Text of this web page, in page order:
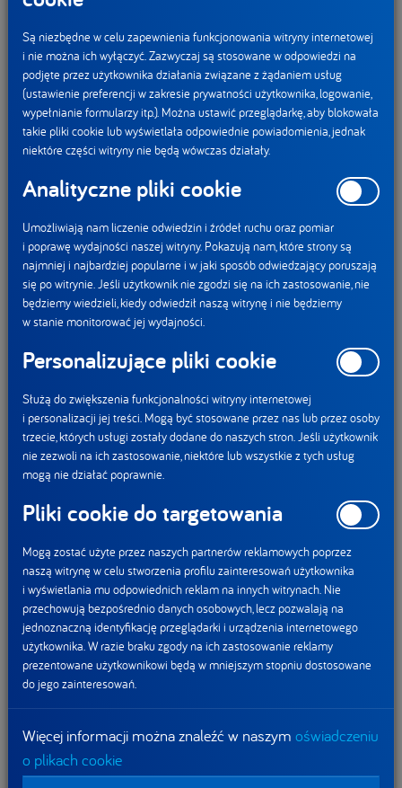
wszędzie.
Dla kobiet, które lubią dbać o siebie
i robią to z przyjemnością...
W ramach promocji Activia, we współpracy z marką
kosmetyków tołpa, pomaga konsumentkom zatroszczyć się
o siebie od środka i na zewnątrz jednocześnie. Obie marki
podobnie postrzegają istotę pielęgnacji dobrego
samopoczucia – jako coś przyjemnego i regularnego.
Dlatego już dziś każda zakupiona Activia to 30 zł do
wykorzystania w sklepie internetowym tołpa przy zakupach
i zarejestrować go na stronie internetowej activia.pl. Tam
znajduje się również regulamin promocji. Akcja trwa do 15
grudnia 2018 r. Za koncepcję kreatywną, kreację i realizację
akcji odpowiada NAV agency.
* Badanie Ipsos na zlecenie Danone Sp. z o.o. przeprowadzono metodą
Danone rozwija eksport
produktów mlecznych
z polskiej fabryki
DANONE przystępuje
do paktu na rzecz
zrównoważonego
wykorzystania tworzyw
sztucznych by
odpowiadać na
wyzwania związane
opakowań
Aktualności
Są niezbędne w celu zapewnienia funkcjonowania witryny internetowej
i nie można ich wyłączyć. Zazwyczaj są stosowane w odpowiedzi na
podjęte przez użytkownika działania związane z żądaniem usług
(ustawienie preferencji w zakresie prywatności użytkownika, logowanie,
wypełnianie formularzy itp.). Można ustawić przeglądarkę, aby blokowała
takie pliki cookie lub wyświetlała odpowiednie powiadomienia, jednak
niektóre części witryny nie będą wówczas działały.
Analityczne pliki cookie
Umożliwiają nam liczenie odwiedzin i źródeł ruchu oraz pomiar
i poprawę wydajności naszej witryny. Pokazują nam, które strony są
najmniej i najbardziej popularne i w jaki sposób odwiedzający poruszają
się po witrynie. Jeśli użytkownik nie zgodzi się na ich zastosowanie, nie
będziemy wiedzieli, kiedy odwiedził naszą witrynę i nie będziemy
w stanie monitorować jej wydajności.
Personalizujące pliki cookie
Służą do zwiększenia funkcjonalności witryny internetowej
i personalizacji jej treści. Mogą być stosowane przez nas lub przez osoby
trzecie, których usługi zostały dodane do naszych stron. Jeśli użytkownik
nie zezwoli na ich zastosowanie, niektóre lub wszystkie z tych usług
mogą nie działać poprawnie.
Pliki cookie do targetowania
Mogą zostać użyte przez naszych partnerów reklamowych poprzez
naszą witrynę w celu stworzenia profilu zainteresowań użytkownika
i wyświetlania mu odpowiednich reklam na innych witrynach. Nie
przechowują bezpośrednio danych osobowych, lecz pozwalają na
jednoznaczną identyfikację przeglądarki i urządzenia internetowego
użytkownika. W razie braku zgody na ich zastosowanie reklamy
prezentowane użytkownikowi będą w mniejszym stopniu dostosowane
do jego zainteresowań.
Więcej informacji można znaleźć w naszym oświadczeniu
o plikach cookie